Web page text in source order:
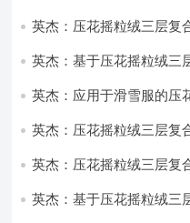
英杰：压花摇粒绒三层复
英杰：基于压花摇粒绒三
英杰：应用于滑雪服的压
英杰：压花摇粒绒三层复
英杰：压花摇粒绒三层复
英杰：基于压花摇粒绒三